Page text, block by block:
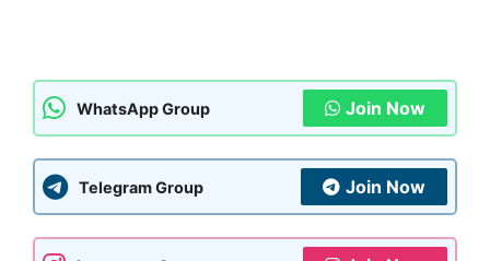
WhatsApp Group Join Now
Telegram Group Join Now